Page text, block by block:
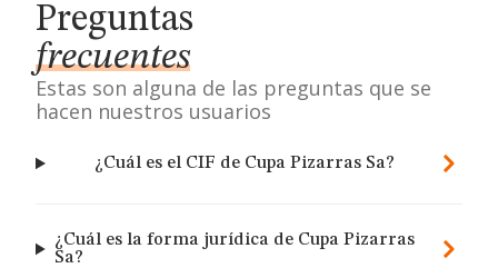
Preguntas
frecuentes
Estas son alguna de las preguntas que se
hacen nuestros usuarios
¿Cuál es el CIF de Cupa Pizarras Sa?
¿Cuál es la forma jurídica de Cupa Pizarras
Sa?